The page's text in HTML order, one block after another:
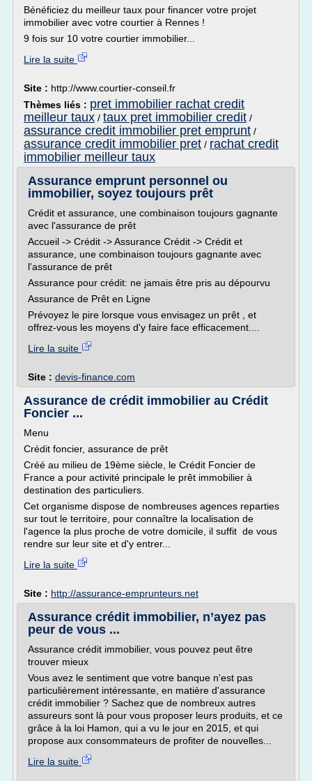
Bénéficiez du meilleur taux pour financer votre projet
immobilier avec votre courtier à Rennes !
9 fois sur 10 votre courtier immobilier...
Lire la suite
Site : http://www.courtier-conseil.fr
Thèmes liés : pret immobilier rachat credit
meilleur taux / taux pret immobilier credit /
assurance credit immobilier pret emprunt /
assurance credit immobilier pret / rachat credit
immobilier meilleur taux
Assurance emprunt personnel ou
immobilier, soyez toujours prêt
Crédit et assurance, une combinaison toujours gagnante
avec l'assurance de prêt
Accueil -> Crédit -> Assurance Crédit -> Crédit et
assurance, une combinaison toujours gagnante avec
l'assurance de prêt
Assurance pour crédit: ne jamais être pris au dépourvu
Assurance de Prêt en Ligne
Prévoyez le pire lorsque vous envisagez un prêt , et
offrez-vous les moyens d'y faire face efficacement....
Lire la suite
Site : devis-finance.com
Assurance de crédit immobilier au Crédit
Foncier ...
Menu
Crédit foncier, assurance de prêt
Créé au milieu de 19ème siècle, le Crédit Foncier de
France a pour activité principale le prêt immobilier à
destination des particuliers.
Cet organisme dispose de nombreuses agences reparties
sur tout le territoire, pour connaître la localisation de
l'agence la plus proche de votre domicile, il suffit de vous
rendre sur leur site et d'y entrer...
Lire la suite
Site : http://assurance-emprunteurs.net
Assurance crédit immobilier, n’ayez pas
peur de vous ...
Assurance crédit immobilier, vous pouvez peut être
trouver mieux
Vous avez le sentiment que votre banque n'est pas
particulièrement intéressante, en matière d'assurance
crédit immobilier ? Sachez que de nombreux autres
assureurs sont là pour vous proposer leurs produits, et ce
grâce à la loi Hamon, qui a vu le jour en 2015, et qui
propose aux consommateurs de profiter de nouvelles...
Lire la suite